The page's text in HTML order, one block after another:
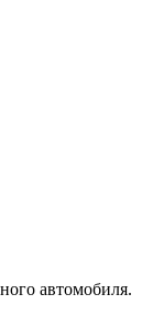
автомобиля.